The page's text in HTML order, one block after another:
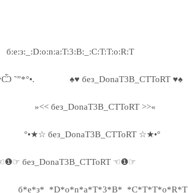
б:е:з:_:D:o:n:a:T:3:B:_:C:T:T:o:R:T
˜”*°•. ♠♥ без_DonaT3B_CTToRT ♥♠
»<< без_DonaT3B_CTToRT >>«
°•★☆ без_DonaT3B_CTToRT ☆★•°
без_DonaT3B_CTToRT ☜❶☞
б*е*з*_*D*o*n*a*T*3*B*_*C*T*T*o*R*T